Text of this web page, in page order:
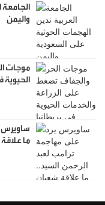
واليمن
موجات
الحيوية
ساويرس
ما